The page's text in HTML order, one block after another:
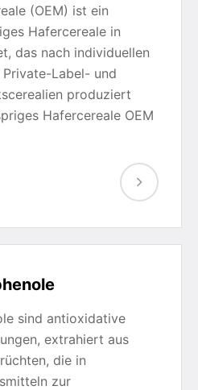
(OEM) ist ein
Hafercereale in
das nach individuellen
Label- und
produziert
Hafercereale OEM
sind antioxidative
extrahiert aus
die in
zur